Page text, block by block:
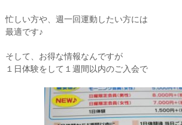
忙しい方や、週一回運動したい方には
最適です♪
そして、お得な情報なんですが
１日体験をして１週間以内のご入会で